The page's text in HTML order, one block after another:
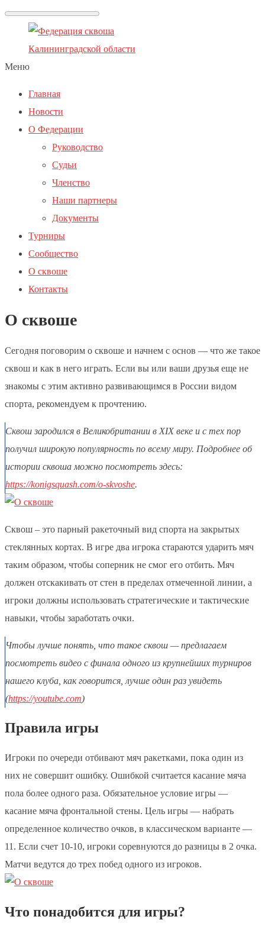
Меню
Главная
Новости
О Федерации
Руководство
Судьи
Членство
Наши партнеры
Документы
Турниры
Сообщество
О сквоше
Контакты
О сквоше
Сегодня поговорим о сквоше и начнем с основ — что же такое
сквош и как в него играть. Если вы или ваши друзья еще не
знакомы с этим активно развивающимся в России видом
спорта, рекомендуем к прочтению.
Сквош зародился в Великобритании в XIX веке и с тех пор
получил широкую популярность по всему миру. Подробнее об
истории сквоша можно посмотреть здесь:
https://konigsquash.com/o-skvoshe.
Сквош – это парный ракеточный вид спорта на закрытых
стеклянных кортах. В игре два игрока стараются ударить мяч
таким образом, чтобы соперник не смог его отбить. Мяч
должен отскакивать от стен в пределах отмеченной линии, а
игроки должны использовать стратегические и тактические
навыки, чтобы заработать очки.
Чтобы лучше понять, что такое сквош — предлагаем
посмотреть видео с финала одного из крупнейших турниров
нашего клуба, как говорится, лучше один раз увидеть
(https://youtube.com)
Правила игры
Игроки по очереди отбивают мяч ракетками, пока один из
них не совершит ошибку. Ошибкой считается касание мяча
пола более одного раза. Обязательное условие игры —
касание мяча фронтальной стены. Цель игры — набрать
определенное количество очков, в классическом варианте —
11. Если счет 10-10, игроки соревнуются до разницы в 2 очка.
Матчи ведутся до трех побед одного из игроков.
Что понадобится для игры?